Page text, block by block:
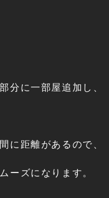
分に一部屋追加し、
に距離があるので、
ーズになります。